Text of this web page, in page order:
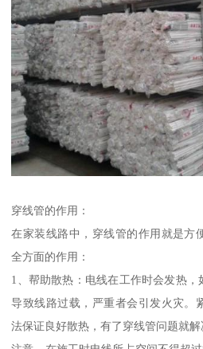
穿线管的作用：
在家装线路中，穿线管的作用就是方
全方面的作用：
1、帮助散热：电线在工作时会发热
导致线路过载，严重者会引发火灾。
法保证良好散热，有了穿线管问题就解